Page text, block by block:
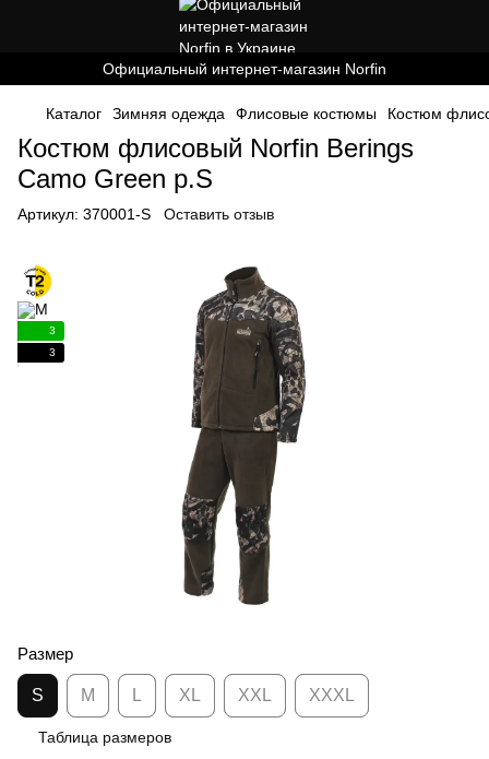
Официальный интернет-магазин Norfin
Каталог Зимняя одежда Флисовые костюмы Костюм
Костюм флисовый Norfin Berings
Camo Green р.S
Артикул: 370001-S Оставить отзыв
3
3
Размер
S M L XL XXL XXXL
Таблица размеров